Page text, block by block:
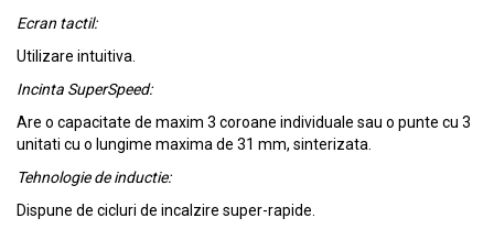
Ecran tactil:
Utilizare intuitiva.
Incinta SuperSpeed:
Are o capacitate de maxim 3 coroane individuale sau o punte cu 3
unitati cu o lungime maxima de 31 mm, sinterizata.
Tehnologie de inductie:
Dispune de cicluri de incalzire super-rapide.